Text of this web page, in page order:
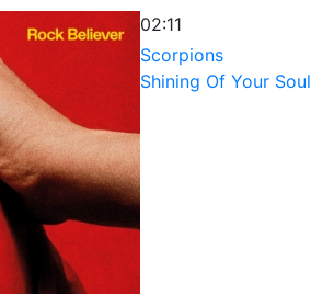
02:11
Scorpions
Shining Of Your Soul